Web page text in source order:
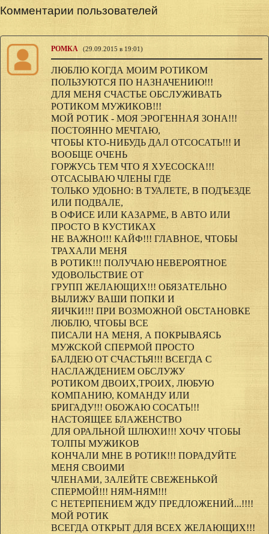
Комментарии пользователей
РОМКА (29.09.2015 в 19:01)
ЛЮБЛЮ КОГДА МОИМ РОТИКОМ
ПОЛЬЗУЮТСЯ ПО НАЗНАЧЕНИЮ!!!
ДЛЯ МЕНЯ СЧАСТЬЕ ОБСЛУЖИВАТЬ
РОТИКОМ МУЖИКОВ!!!
МОЙ РОТИК - МОЯ ЭРОГЕННАЯ ЗОНА!!!
ПОСТОЯННО МЕЧТАЮ,
ЧТОБЫ КТО-НИБУДЬ ДАЛ ОТСОСАТЬ!!! И
ВООБЩЕ ОЧЕНЬ
ГОРЖУСЬ ТЕМ ЧТО Я ХУЕСОСКА!!!
ОТСАСЫВАЮ ЧЛЕНЫ ГДЕ
ТОЛЬКО УДОБНО: В ТУАЛЕТЕ, В ПОДЪЕЗДЕ
ИЛИ ПОДВАЛЕ,
В ОФИСЕ ИЛИ КАЗАРМЕ, В АВТО ИЛИ
ПРОСТО В КУСТИКАХ
НЕ ВАЖНО!!! КАЙФ!!! ГЛАВНОЕ, ЧТОБЫ
ТРАХАЛИ МЕНЯ
В РОТИК!!! ПОЛУЧАЮ НЕВЕРОЯТНОЕ
УДОВОЛЬСТВИЕ ОТ
ГРУПП ЖЕЛАЮЩИХ!!! ОБЯЗАТЕЛЬНО
ВЫЛИЖУ ВАШИ ПОПКИ И
ЯИЧКИ!!! ПРИ ВОЗМОЖНОЙ ОБСТАНОВКЕ
ЛЮБЛЮ, ЧТОБЫ ВСЕ
ПИСАЛИ НА МЕНЯ, А ПОКРЫВАЯСЬ
МУЖСКОЙ СПЕРМОЙ ПРОСТО
БАЛДЕЮ ОТ СЧАСТЬЯ!!! ВСЕГДА С
НАСЛАЖДЕНИЕМ ОБСЛУЖУ
РОТИКОМ ДВОИХ,ТРОИХ, ЛЮБУЮ
КОМПАНИЮ, КОМАНДУ ИЛИ
БРИГАДУ!!! ОБОЖАЮ СОСАТЬ!!!
НАСТОЯЩЕЕ БЛАЖЕНСТВО
ДЛЯ ОРАЛЬНОЙ ШЛЮХИ!!! ХОЧУ ЧТОБЫ
ТОЛПЫ МУЖИКОВ
КОНЧАЛИ МНЕ В РОТИК!!! ПОРАДУЙТЕ
МЕНЯ СВОИМИ
ЧЛЕНАМИ, ЗАЛЕЙТЕ СВЕЖЕНЬКОЙ
СПЕРМОЙ!!! НЯМ-НЯМ!!!
С НЕТЕРПЕНИЕМ ЖДУ ПРЕДЛОЖЕНИЙ...!!!!
МОЙ РОТИК
ВСЕГДА ОТКРЫТ ДЛЯ ВСЕХ ЖЕЛАЮЩИХ!!!